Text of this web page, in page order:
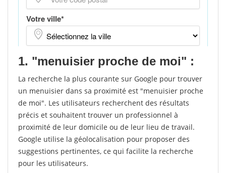
1. "menuisier proche de moi" :
La recherche la plus courante sur Google pour trouver
un menuisier dans sa proximité est "menuisier proche
de moi". Les utilisateurs recherchent des résultats
précis et souhaitent trouver un professionnel à
proximité de leur domicile ou de leur lieu de travail.
Google utilise la géolocalisation pour proposer des
suggestions pertinentes, ce qui facilite la recherche
pour les utilisateurs.